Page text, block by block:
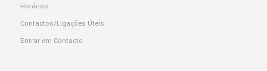
Horários
Contactos/Ligações Úteis
Entrar em Contacto